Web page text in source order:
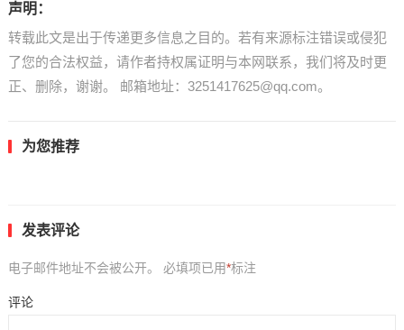
声明：
转载此文是出于传递更多信息之目的。若有来源标注错误或侵犯
了您的合法权益，请作者持权属证明与本网联系，我们将及时更
正、删除，谢谢。 邮箱地址：3251417625@qq.com。
为您推荐
发表评论
电子邮件地址不会被公开。 必填项已用*标注
评论